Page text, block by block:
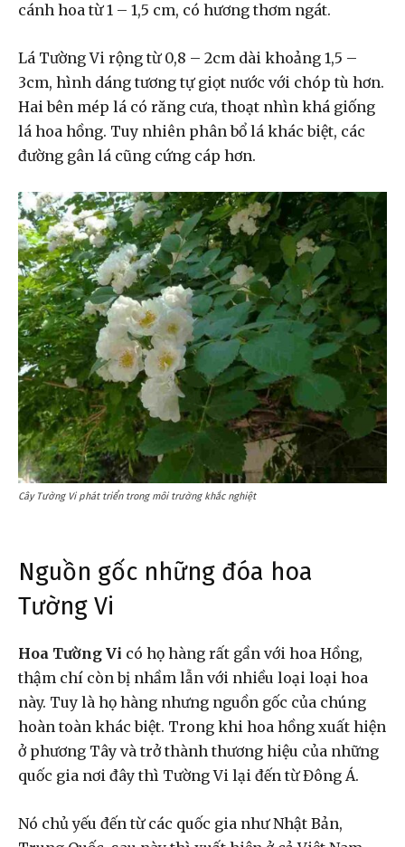
cánh hoa từ 1 – 1,5 cm, có hương thơm ngát.
Lá Tường Vi rộng từ 0,8 – 2cm dài khoảng 1,5 –
3cm, hình dáng tương tự giọt nước với chóp tù hơn.
Hai bên mép lá có răng cưa, thoạt nhìn khá giống
lá hoa hồng. Tuy nhiên phân bổ lá khác biệt, các
đường gân lá cũng cứng cáp hơn.
Cây Tường Vi phát triển trong môi trường khắc nghiệt
Nguồn gốc những đóa hoa
Tường Vi
Hoa Tường Vi có họ hàng rất gần với hoa Hồng,
thậm chí còn bị nhầm lẫn với nhiều loại loại hoa
này. Tuy là họ hàng nhưng nguồn gốc của chúng
hoàn toàn khác biệt. Trong khi hoa hồng xuất hiện
ở phương Tây và trở thành thương hiệu của những
quốc gia nơi đây thì Tường Vi lại đến từ Đông Á.
Nó chủ yếu đến từ các quốc gia như Nhật Bản,